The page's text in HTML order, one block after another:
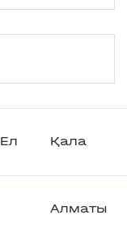
Ел Қала
Алматы